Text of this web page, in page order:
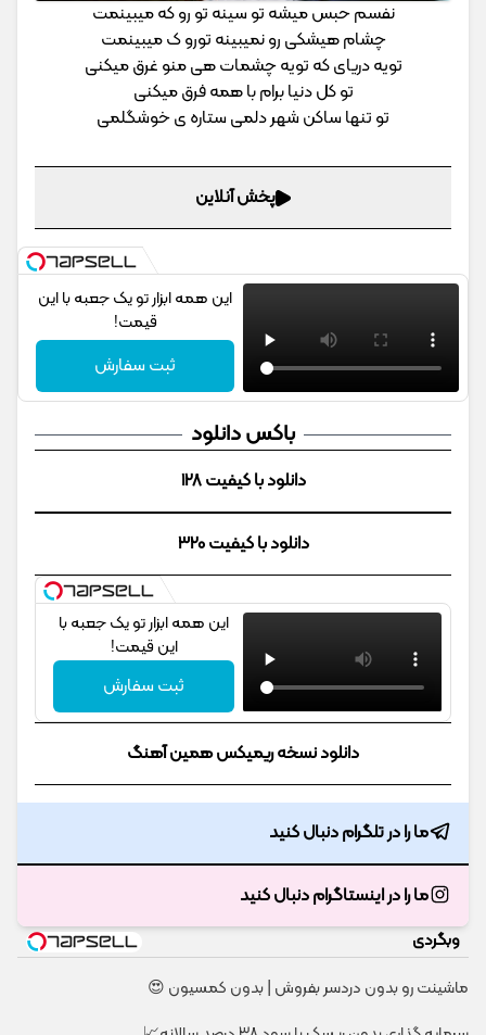
نفسم حبس میشه تو سینه تو رو که میبینمت
چشام هیشکی رو نمیبینه تورو ک میبینمت
تویه دریای که تویه چشمات هی منو غرق میکنی
تو کل دنیا برام با همه فرق میکنی
تو تنها ساکن شهر دلمی ستاره ی خوشگلمی
پخش آنلاین
این همه ابزار تو یک جعبه با این
قیمت!
ثبت سفارش
باکس دانلود
دانلود با کیفیت 128
دانلود با کیفیت 320
این همه ابزار تو یک جعبه با
این قیمت!
ثبت سفارش
دانلود نسخه ریمیکس همین آهنگ
ما را در تلگرام دنبال کنید
ما را در اینستاگرام دنبال کنید
وبگردی
ماشینت رو بدون دردسر بفروش | بدون کمسیون 😍